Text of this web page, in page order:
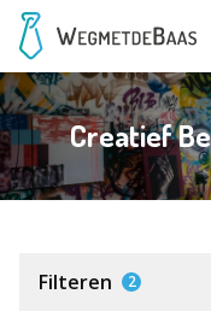
Creatief
Filteren 2